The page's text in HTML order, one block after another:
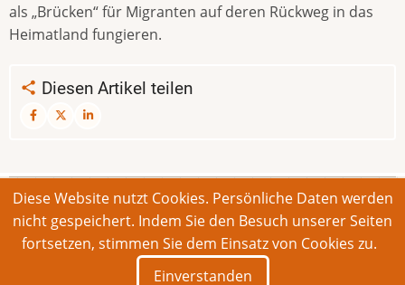
als „Brücken“ für Migranten auf deren Rückweg in das
Heimatland fungieren.
Diesen Artikel teilen
© 2026 Bonner Aufruf. Alle Rechte vorbehalten.
Footer
Kontakt
Intern
Deutsch
English
Diese Website nutzt Cookies. Persönliche Daten werden
nicht gespeichert. Indem Sie den Besuch unserer Seiten
fortsetzen, stimmen Sie dem Einsatz von Cookies zu.
Einverstanden